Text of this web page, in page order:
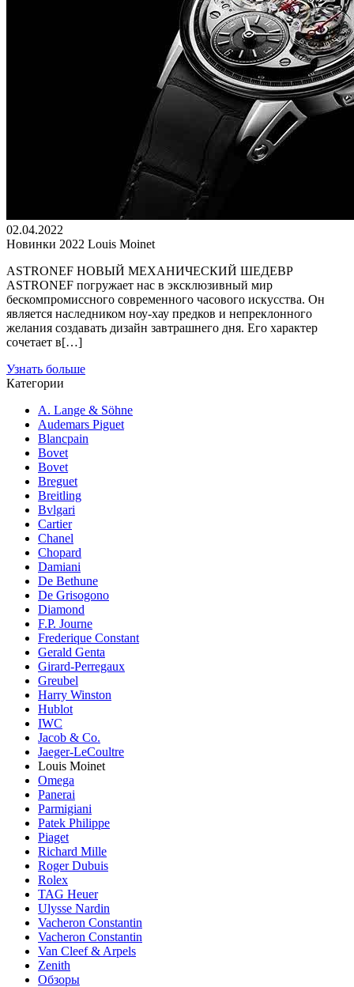
02.04.2022
Новинки 2022 Louis Moinet
ASTRONEF НОВЫЙ МЕХАНИЧЕСКИЙ ШЕДЕВР
ASTRONEF погружает нас в эксклюзивный мир
бескомпромиссного современного часового искусства. Он
является наследником ноу-хау предков и непреклонного
желания создавать дизайн завтрашнего дня. Его характер
сочетает в[…]
Узнать больше
Категории
A. Lange & Söhne
Audemars Piguet
Blancpain
Bovet
Bovet
Breguet
Breitling
Bvlgari
Cartier
Chanel
Chopard
Damiani
De Bethune
De Grisogono
Diamond
F.P. Journe
Frederique Constant
Gerald Genta
Girard-Perregaux
Greubel
Harry Winston
Hublot
IWC
Jacob & Co.
Jaeger-LeCoultre
Louis Moinet
Omega
Panerai
Parmigiani
Patek Philippe
Piaget
Richard Mille
Roger Dubuis
Rolex
TAG Heuer
Ulysse Nardin
Vacheron Constantin
Vacheron Constantin
Van Cleef & Arpels
Zenith
Обзоры